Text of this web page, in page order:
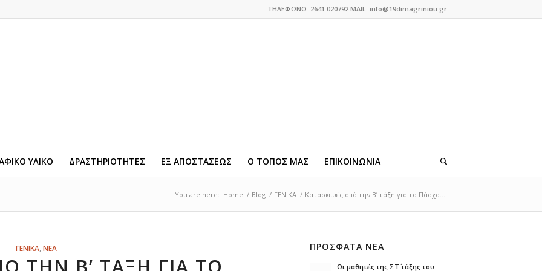
ΤΗΛΕΦΩΝΟ: 2641 020792 MAIL: info@19dimagriniou.gr
ΥΛΙΚΟ ΔΡΑΣΤΗΡΙΟΤΗΤΕΣ ΕΞ ΑΠΟΣΤΑΣΕΩΣ Ο ΤΟΠΟΣ ΜΑΣ ΕΠΙΚΟΙΝΩΝΙΑ
You are here: Home / Blog / ΓΕΝΙΚΑ / Κατασκευές από την Β’ τάξη για το Πάσχα...
ΓΕΝΙΚΑ, ΝΕΑ ΠΡΟΣΦΑΤΑ ΝΕΑ
Οι μαθητές της ΣΤ΄ τάξης του